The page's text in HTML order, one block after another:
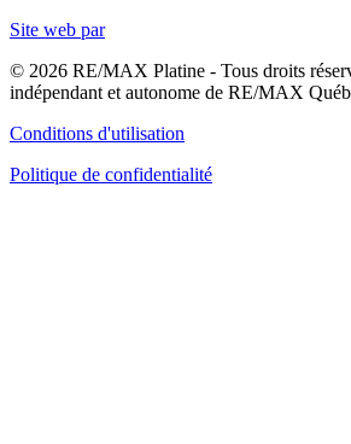
Site web par
© 2026 RE/MAX Platine - Tous droits
indépendant et autonome de RE/MAX
Conditions d'utilisation
Politique de confidentialité